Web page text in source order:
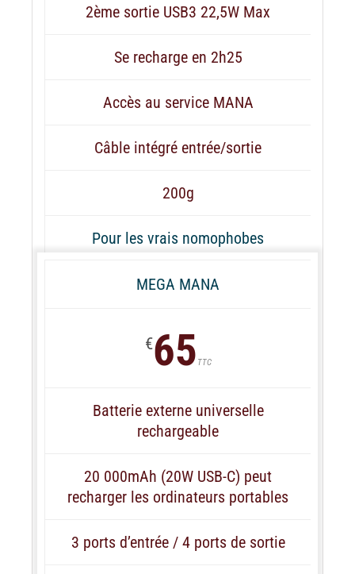
2ème sortie USB3 22,5W Max
Se recharge en 2h25
Accès au service MANA
Câble intégré entrée/sortie
200g
Pour les vrais nomophobes
MEGA MANA
€65 TTC
Batterie externe universelle
rechargeable
20 000mAh (20W USB-C) peut
recharger les ordinateurs portables
3 ports d’entrée / 4 ports de sortie